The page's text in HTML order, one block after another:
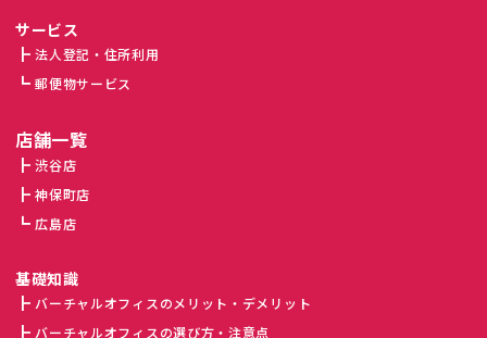
サービス
法人登記・住所利用
郵便物サービス
店舗一覧
渋谷店
神保町店
広島店
基礎知識
バーチャルオフィスのメリット・デメリット
バーチャルオフィスの選び方・注意点